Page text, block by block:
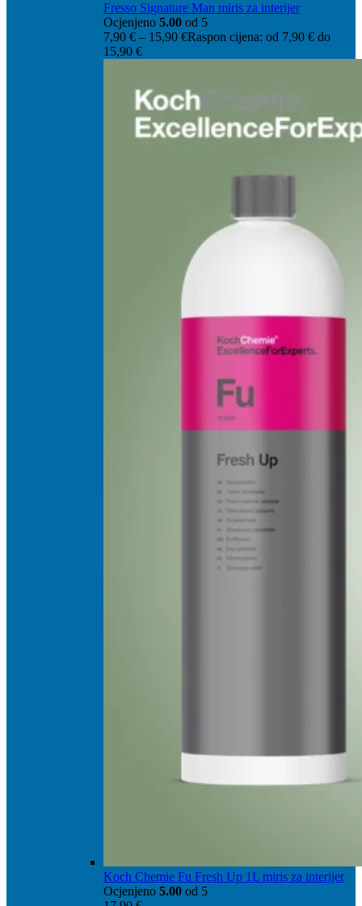
Fresso Signature Man miris za interijer
Ocjenjeno 5.00 od 5
7,90 € – 15,90 €Raspon cijena: od 7,90 € do
15,90 €
Koch Chemie Fu Fresh Up 1L miris za interijer
Ocjenjeno 5.00 od 5